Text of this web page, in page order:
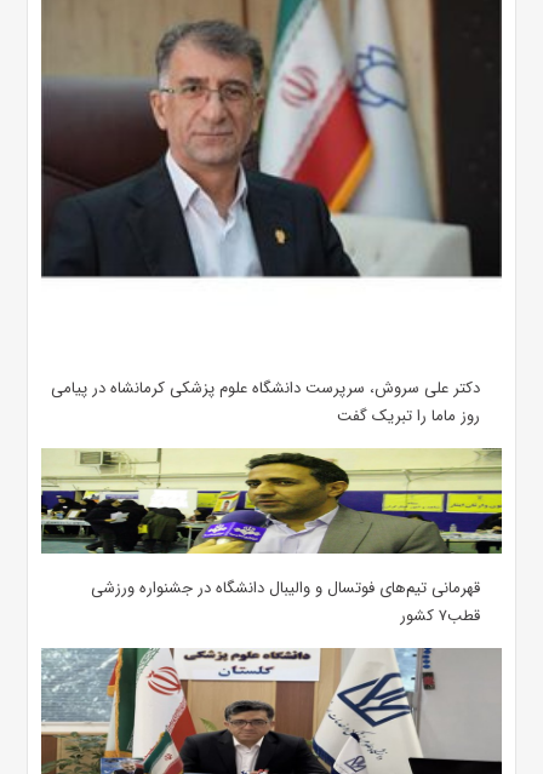
دکتر علی سروش، سرپرست دانشگاه علوم پزشکی کرمانشاه در پیامی
روز ماما را تبریک گفت
قهرمانی تیم‌های فوتسال و والیبال دانشگاه در جشنواره ورزشی
قطب۷ کشور